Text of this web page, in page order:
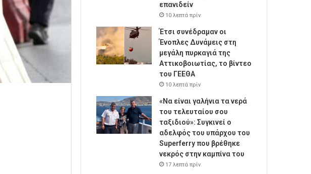
επανιδείν
10 λεπτά πρίν
Έτσι συνέδραμαν οι
Ένοπλες Δυνάμεις στη
μεγάλη πυρκαγιά της
Αττικοβοιωτίας, το βίντεο
του ΓΕΕΘΑ
10 λεπτά πρίν
«Να είναι γαλήνια τα νερά
του τελευταίου σου
ταξιδιού»: Συγκινεί ο
αδελφός του υπάρχου του
Superferry που βρέθηκε
νεκρός στην καμπίνα του
17 λεπτά πρίν